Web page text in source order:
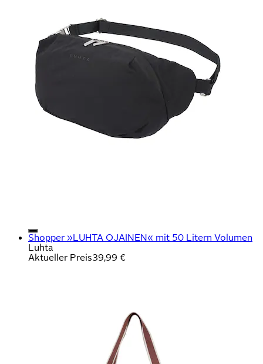
Shopper »LUHTA OJAINEN« mit 50 Litern Volumen
Luhta
Aktueller Preis39,99 €